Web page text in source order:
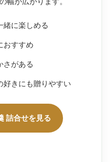
緒に楽しめる
おすすめ
さがある
好きにも贈りやすい
詰合せを見る